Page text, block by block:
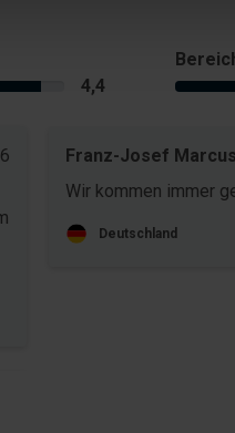
4,4
Franz-Josef Marcus
Wir kommen immer
Deutschland